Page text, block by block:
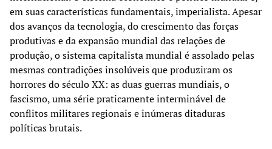
em suas características fundamentais, imperialista. Apesar
dos avanços da tecnologia, do crescimento das forças
produtivas e da expansão mundial das relações de
produção, o sistema capitalista mundial é assolado pelas
mesmas contradições insolúveis que produziram os
horrores do século XX: as duas guerras mundiais, o
fascismo, uma série praticamente interminável de
conflitos militares regionais e inúmeras ditaduras
políticas brutais.